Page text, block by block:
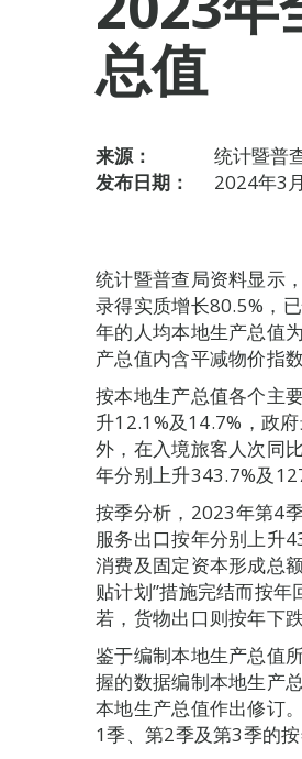
总值
来源：
统计暨普
发布日期：
2024年3
统计暨普查局资料显示
录得实质增长80.5%，
年的人均本地生产总值
产总值内含平减物价指
按本地生产总值各个主
升12.1%及14.7%，政
外，在入境旅客人次同
年分别上升343.7%及
按季分析，2023年第4
服务出口按年分别上升
消费及固定资本形成总
贴计划”措施完结而按
若，货物出口则按年下跌
鉴于编制本地生产总值
握的数据编制本地生产
本地生产总值作出修订
1季、第2季及第3季的